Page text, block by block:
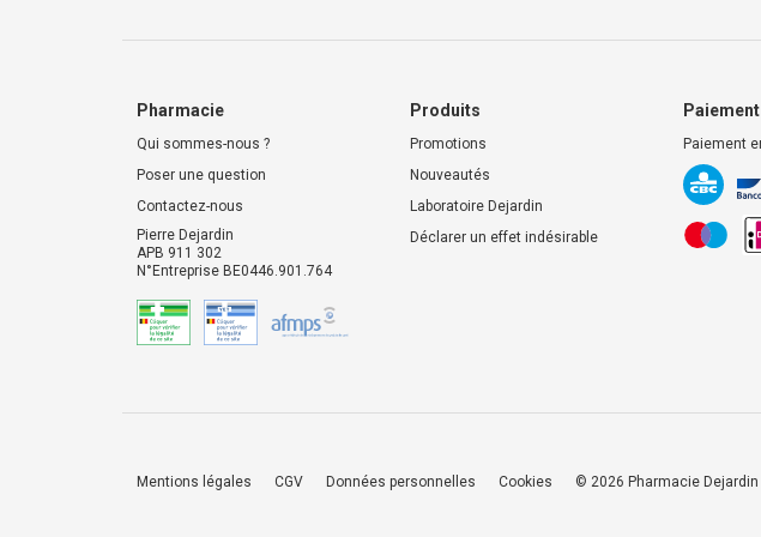
Pharmacie
Qui sommes-nous ?
Poser une question
Contactez-nous
Pierre Dejardin
APB 911 302
N°Entreprise BE0446.901.764
Produits
Promotions
Nouveautés
Laboratoire Dejardin
Déclarer un effet indésirable
Paiement
Paiement
Mentions légales CGV Données personnelles Cookies © 2026 Pharmacie Dejardin